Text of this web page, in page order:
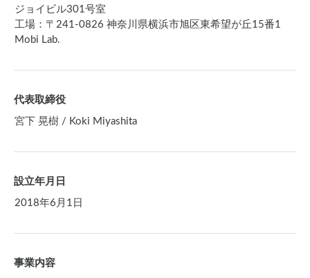
ジョイビル301号室
工場：〒241-0826 神奈川県横浜市旭区東希望が丘15番1
Mobi Lab.
代表取締役
宮下 晃樹 / Koki Miyashita
設立年月日
2018年6月1日
事業内容